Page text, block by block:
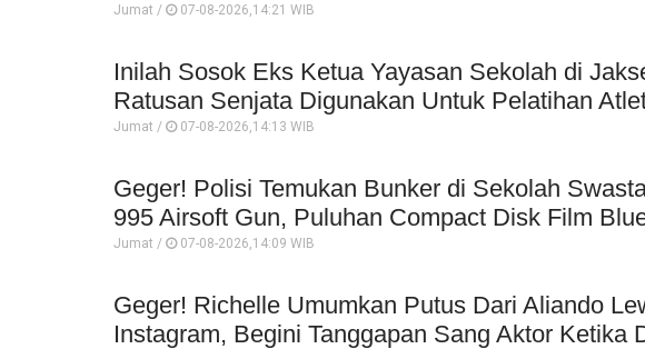
Jumat / 07-08-2026,14:21 WIB
Inilah Sosok Eks Ketua Yayasan Sekolah di
Ratusan Senjata Digunakan Untuk Pelatihan
Jumat / 07-08-2026,14:13 WIB
Geger! Polisi Temukan Bunker di Sekolah
995 Airsoft Gun, Puluhan Compact Disk Film
Jumat / 07-08-2026,14:09 WIB
Geger! Richelle Umumkan Putus Dari Aliando
Instagram, Begini Tanggapan Sang Aktor Ketika